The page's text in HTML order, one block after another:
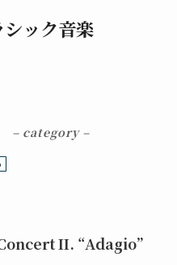
ック音楽
– category –
II. “Adagio”